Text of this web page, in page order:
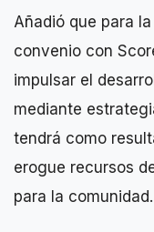
Añadió que para
convenio con
impulsar el
mediante
tendrá como
erogue recursos
para la comunidad.